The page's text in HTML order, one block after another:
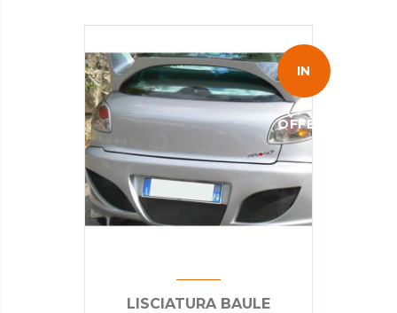
€110,00.€85,80.
IN
OFFERTA!
LISCIATURA BAULE